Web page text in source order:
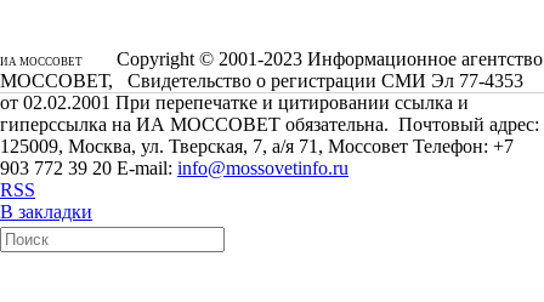
ИА МОССОВЕТ
Copyright © 2001-2023 Информационное агентство
МОССОВЕТ, Свидетельство о регистрации СМИ Эл 77-4353
от 02.02.2001 При перепечатке и цитировании ссылка и
гиперссылка на ИА МОССОВЕТ обязательна. Почтовый адрес:
125009, Москва, ул. Тверская, 7, а/я 71, Моссовет Телефон: +7
903 772 39 20 E-mail: info@mossovetinfo.ru
RSS
В закладки